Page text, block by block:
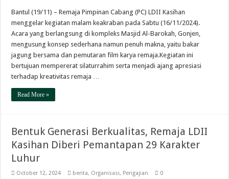
Bantul (19/11) – Remaja Pimpinan Cabang (PC) LDII Kasihan
menggelar kegiatan malam keakraban pada Sabtu (16/11/2024).
Acara yang berlangsung di kompleks Masjid Al-Barokah, Gonjen,
mengusung konsep sederhana namun penuh makna, yaitu bakar
jagung bersama dan pemutaran film karya remaja.Kegiatan ini
bertujuan mempererat silaturrahim serta menjadi ajang apresiasi
terhadap kreativitas remaja …
Read More »
Bentuk Generasi Berkualitas, Remaja LDII
Kasihan Diberi Pemantapan 29 Karakter
Luhur
October 12, 2024 berita, Organisasi, Pengajian 0